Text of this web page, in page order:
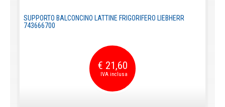
SUPPORTO BALCONCINO LATTINE FRIGORIFERO LIEBHERR
743666700
€ 21,60